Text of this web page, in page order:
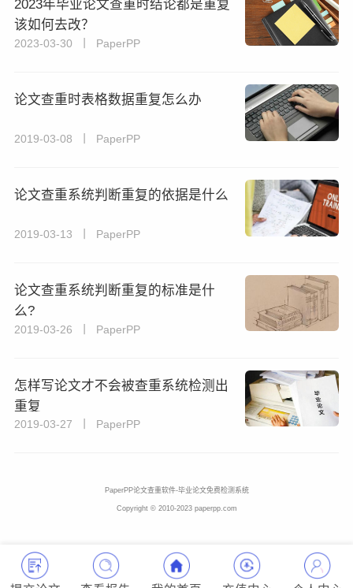
2023年毕业论文查重时结论都是重复
该如何去改？
2023-03-30 丨 PaperPP
论文查重时表格数据重复怎么办
2019-03-08 丨 PaperPP
论文查重系统判断重复的依据是什么
2019-03-13 丨 PaperPP
论文查重系统判断重复的标准是什
么?
2019-03-26 丨 PaperPP
怎样写论文才不会被查重系统检测出
重复
2019-03-27 丨 PaperPP
PaperPP论文查重软件-毕业论文免费检测系统
Copyright © 2010-2023 paperpp.com